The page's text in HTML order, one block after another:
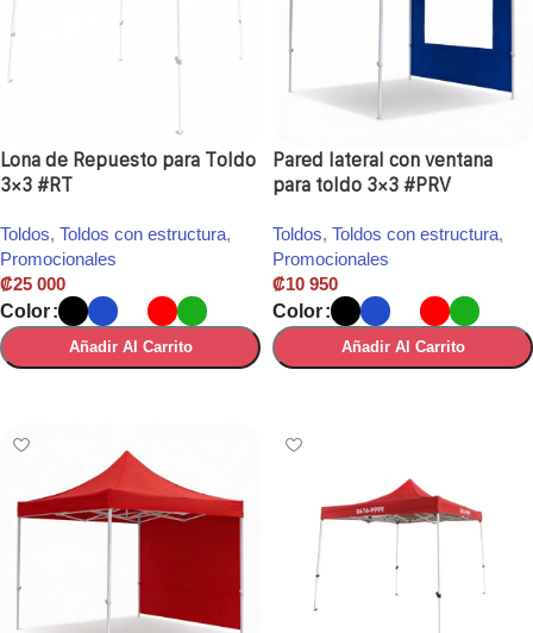
Lona de Repuesto para Toldo
3×3 #RT
Toldos, Toldos con estructura,
Promocionales
₡25 000
Color
Añadir Al Carrito
Pared lateral con ventana
para toldo 3×3 #PRV
Toldos, Toldos con estructura,
Promocionales
₡10 950
Color
Añadir Al Carrito